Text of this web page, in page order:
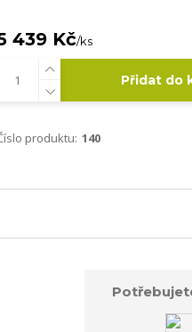
439 Kč/ks
Přidat do
produktu: 140